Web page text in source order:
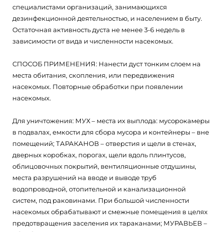
специалистами организаций, занимающихся
дезинфекционной деятельностью, и населением в быту.
Остаточная активность дуста не менее 3-6 недель в
зависимости от вида и численности насекомых.
СПОСОБ ПРИМЕНЕНИЯ: Нанести дуст тонким слоем на
места обитания, скопления, или передвижения
насекомых. Повторные обработки при появлении
насекомых.
Для уничтожения: МУХ – места их выплода: мусорокамеры
в подвалах, емкости для сбора мусора и контейнеры – вне
помещений; ТАРАКАНОВ – отверстия и щели в стенах,
дверных коробках, порогах, щели вдоль плинтусов,
облицовочных покрытий, вентиляционные отдушины,
места разрушений на вводе и выводе труб
водопроводной, отопительной и канализационной
систем, под раковинами. При большой численности
насекомых обрабатывают и смежные помещения в целях
предотвращения заселения их тараканами; МУРАВЬЕВ –